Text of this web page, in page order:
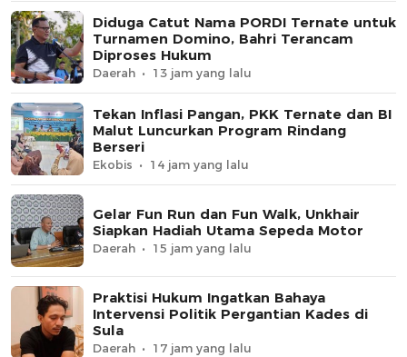
Diduga Catut Nama PORDI Ternate untuk
Turnamen Domino, Bahri Terancam
Diproses Hukum
Daerah 13 jam yang lalu
Tekan Inflasi Pangan, PKK Ternate dan BI
Malut Luncurkan Program Rindang
Berseri
Ekobis 14 jam yang lalu
Gelar Fun Run dan Fun Walk, Unkhair
Siapkan Hadiah Utama Sepeda Motor
Daerah 15 jam yang lalu
Praktisi Hukum Ingatkan Bahaya
Intervensi Politik Pergantian Kades di
Sula
Daerah 17 jam yang lalu